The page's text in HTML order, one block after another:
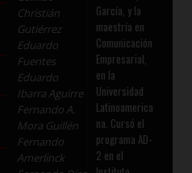
Christián
Gutiérrez
Eduardo
Fuentes
Eduardo
Ibarra Aguirre
Fernando A.
Mora Guillén
Fernando
Amerlinck
García, y la
maestría en
Comunicación
Empresarial,
en la
Universidad
Latinoamerica
na. Cursó el
programa AD-
2 en el